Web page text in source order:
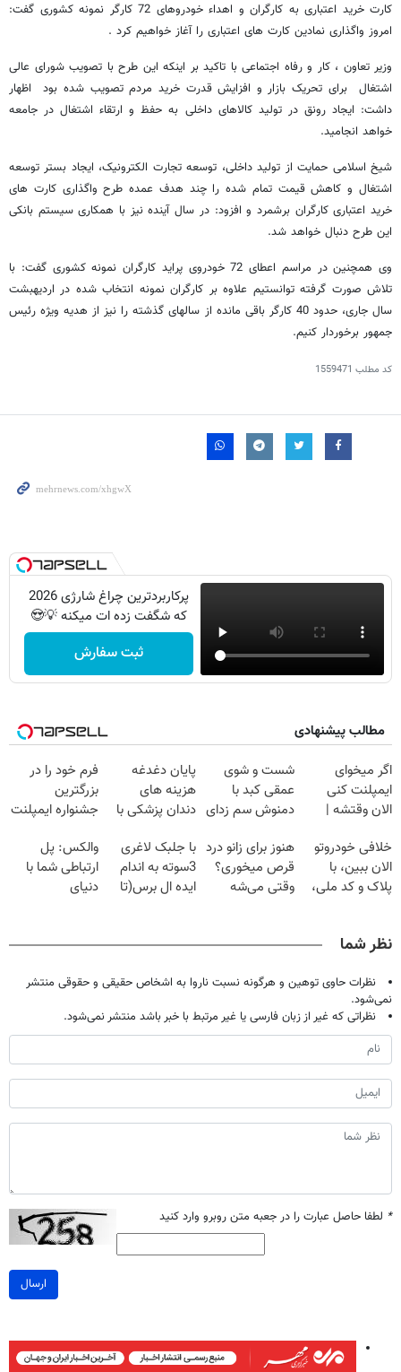
کارت خرید اعتباری به کارگران و اهداء خودروهای 72 کارگر نمونه کشوری گفت:
امروز واگذاری نمادین کارت های اعتباری را آغاز خواهیم کرد .
وزیر تعاون ، کار و رفاه اجتماعی با تاکید بر اینکه این طرح با تصویب شورای عالی
اشتغال برای تحریک بازار و افزایش قدرت خرید مردم تصویب شده بود اظهار
داشت: ایجاد رونق در تولید کالاهای داخلی به حفظ و ارتقاء اشتغال در جامعه
خواهد انجامید.
شیخ اسلامی حمایت از تولید داخلی، توسعه تجارت الکترونیک، ایجاد بستر توسعه
اشتغال و کاهش قیمت تمام شده را چند هدف عمده طرح واگذاری کارت های
خرید اعتباری کارگران برشمرد و افزود: در سال آینده نیز با همکاری سیستم بانکی
این طرح دنبال خواهد شد.
وی همچنین در مراسم اعطای 72 خودروی پراید کارگران نمونه کشوری گفت: با
تلاش صورت گرفته توانستیم علاوه بر کارگران نمونه انتخاب شده در اردیهبشت
سال جاری، حدود 40 کارگر باقی مانده از سالهای گذشته را نیز از هدیه ویژه رئیس
جمهور برخوردار کنیم.
کد مطلب 1559471
پرکاربردترین چراغ شارژی 2026
که شگفت زده ات میکنه 💡😍
ثبت سفارش
مطالب پیشنهادی
اگر میخوای
ایمپلنت کنی
الان وقتشه |
میلیون تومان!!!
شست و شوی
عمقی کبد با
دمنوش سم زدای
پایان دغدغه
هزینه های
دندان پزشکی با
خانگی
فرم خود را در
بزرگترین
جشنواره ایمپلنت
فقط ۲۵ میلیون
خلافی خودروتو
الان ببین، با
پلاک و کد ملی،
هنوز برای زانو درد
قرص میخوری؟
وقتی می‌شه
با جلبک لاغری
3سوته به اندام
ایده ال برس(تا
والکس: پل
ارتباطی شما با
دنیای
نظر شما
نظرات حاوی توهین و هرگونه نسبت ناروا به اشخاص حقیقی و حقوقی منتشر
نمی‌شود.
نظراتی که غیر از زبان فارسی یا غیر مرتبط با خبر باشد منتشر نمی‌شود.
* لطفا حاصل عبارت را در جعبه متن روبرو وارد کنید
ارسال